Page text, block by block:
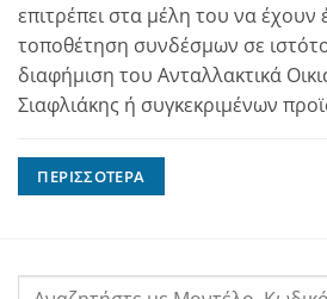
επιτρέπει στα μέλη του να
τοποθέτηση συνδέσμων σε
διαφήμιση του Ανταλλακτικά
Σιαφλιάκης ή συγκεκριμένων
ΠΕΡΙΣΣΌΤΕΡΑ